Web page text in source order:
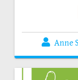
Anne